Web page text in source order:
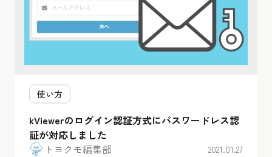
使い方
kViewerのログイン認証方式にパスワードレス認
証が対応しました
トヨクモ編集部
2021.01.27